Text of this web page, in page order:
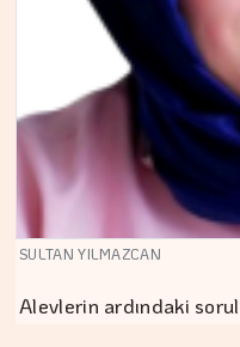
SULTAN YILMAZCAN
Alevlerin ardındaki